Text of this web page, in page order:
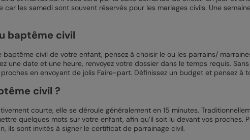
car les samedi sont souvent réservés pour les mariages civils. Une
baptême civil
civil de votre enfant, pensez à choisir le ou les parrains/
une date et une heure, renvoyez votre dossier dans le temps requis.
en envoyant de jolis Faire-part. Définissez un budget et pensez
civil ?
courte, elle se déroule généralement en 15 minutes.
quelques mots sur votre enfant, afin qu’il soit lu devant vos proches.
ils sont invités à signer le certificat de parrainage civil.